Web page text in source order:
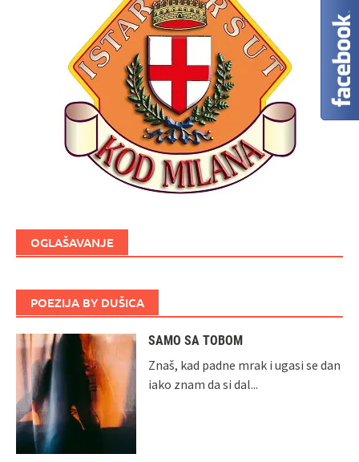
OGLAŠAVANJE
POEZIJA BY DUŠICA
SAMO SA TOBOM
Znaš, kad padne mrak i ugasi se dan
iako znam da si dal...